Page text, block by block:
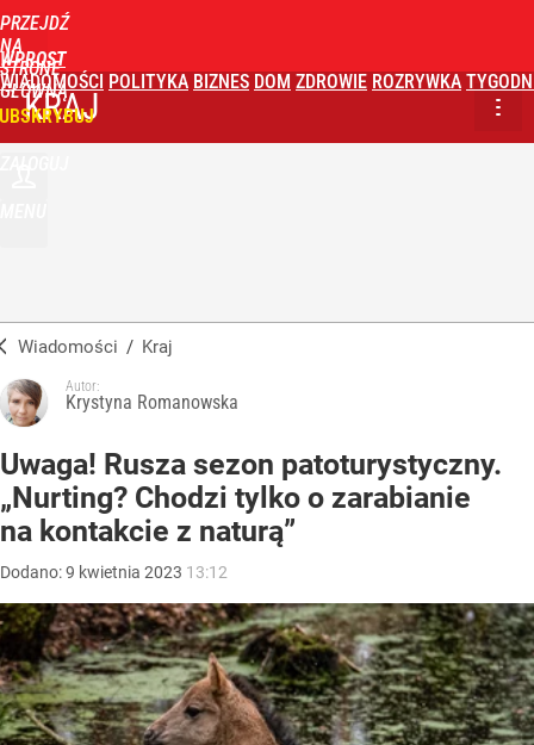
PRZEJDŹ
NA
STRONĘ
GŁÓWNĄ
WPROST
WIADOMOŚCI POLITYKA BIZNES DOM ZDROWIE ROZRYWKA
KRAJ
Wiadomości / Kraj
Autor:
Krystyna Romanowska
Uwaga! Rusza sezon patoturystyczny.
„Nurting? Chodzi tylko o zarabianie
na kontakcie z naturą”
Dodano:9 kwietnia 2023 13:12